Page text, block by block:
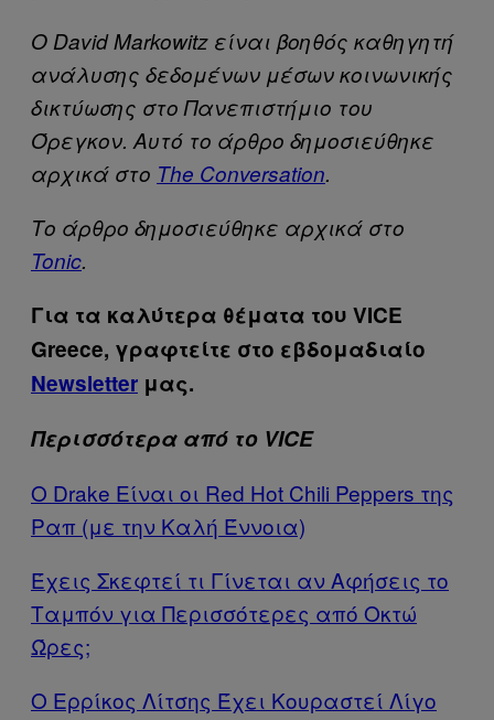
Ο David Markowitz είναι βοηθός καθηγητή
ανάλυσης δεδομένων μέσων κοινωνικής
δικτύωσης στο Πανεπιστήμιο του
Όρεγκον. Αυτό το άρθρο δημοσιεύθηκε
αρχικά στο The Conversation.
Το άρθρο δημοσιεύθηκε αρχικά στο
Tonic.
Για τα καλύτερα θέματα του VICE
Greece, γραφτείτε στο εβδομαδιαίο
Newsletter μας.
Περισσότερα από το VICE
Ο Drake Είναι οι Red Hot Chili Peppers της
Ραπ (με την Καλή Έννοια)
Έχεις Σκεφτεί τι Γίνεται αν Αφήσεις το
Ταμπόν για Περισσότερες από Οκτώ
Ώρες;
Ο Ερρίκος Λίτσης Έχει Κουραστεί Λίγο